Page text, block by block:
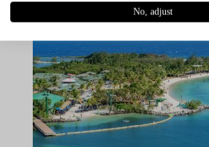
No, adjust